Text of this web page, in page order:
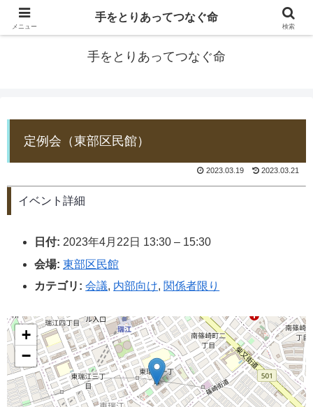
防災士EDOGAWA
手をとりあってつなぐ命
定例会（東部区民館）
2023.03.19 2023.03.21
イベント詳細
日付: 2023年4月22日 13:30 – 15:30
会場: 東部区民館
カテゴリ: 会議, 内部向け, 関係者限り
+
−
メニュー
手をとりあってつなぐ命
検索